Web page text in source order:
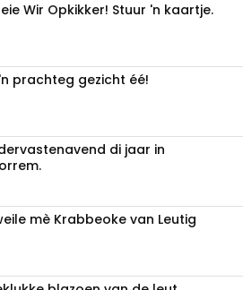
Wir Opkikker! Stuur 'n kaartje.
prachteg gezicht éé!
di jaar in
mè Krabbeoke van Leutig